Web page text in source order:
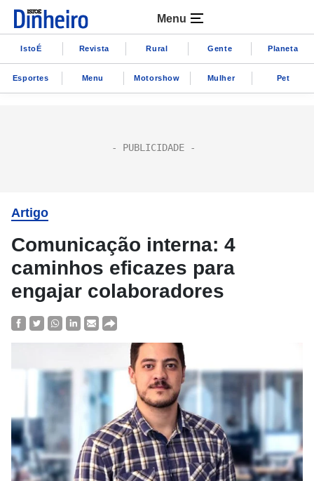
Menu
IstoÉ Revista Rural Gente Planeta
Esportes Menu Motorshow Mulher Pet
Artigo
Comunicação interna: 4
caminhos eficazes para
engajar colaboradores